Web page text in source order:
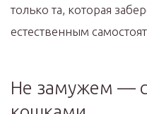
только та, которая
естественным
Не замужем —